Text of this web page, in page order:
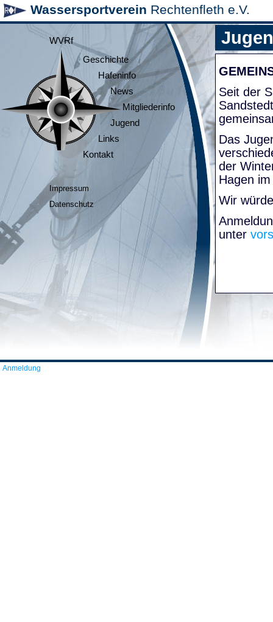
Wassersportverein Rechtenfleth e.V.
WVRf
Geschichte
Hafeninfo
News
Mitgliederinfo
Jugend
Links
Kontakt
Impressum
Datenschutz
Seit der
Das
der
Hagen
Wir
unter
Anmeldung